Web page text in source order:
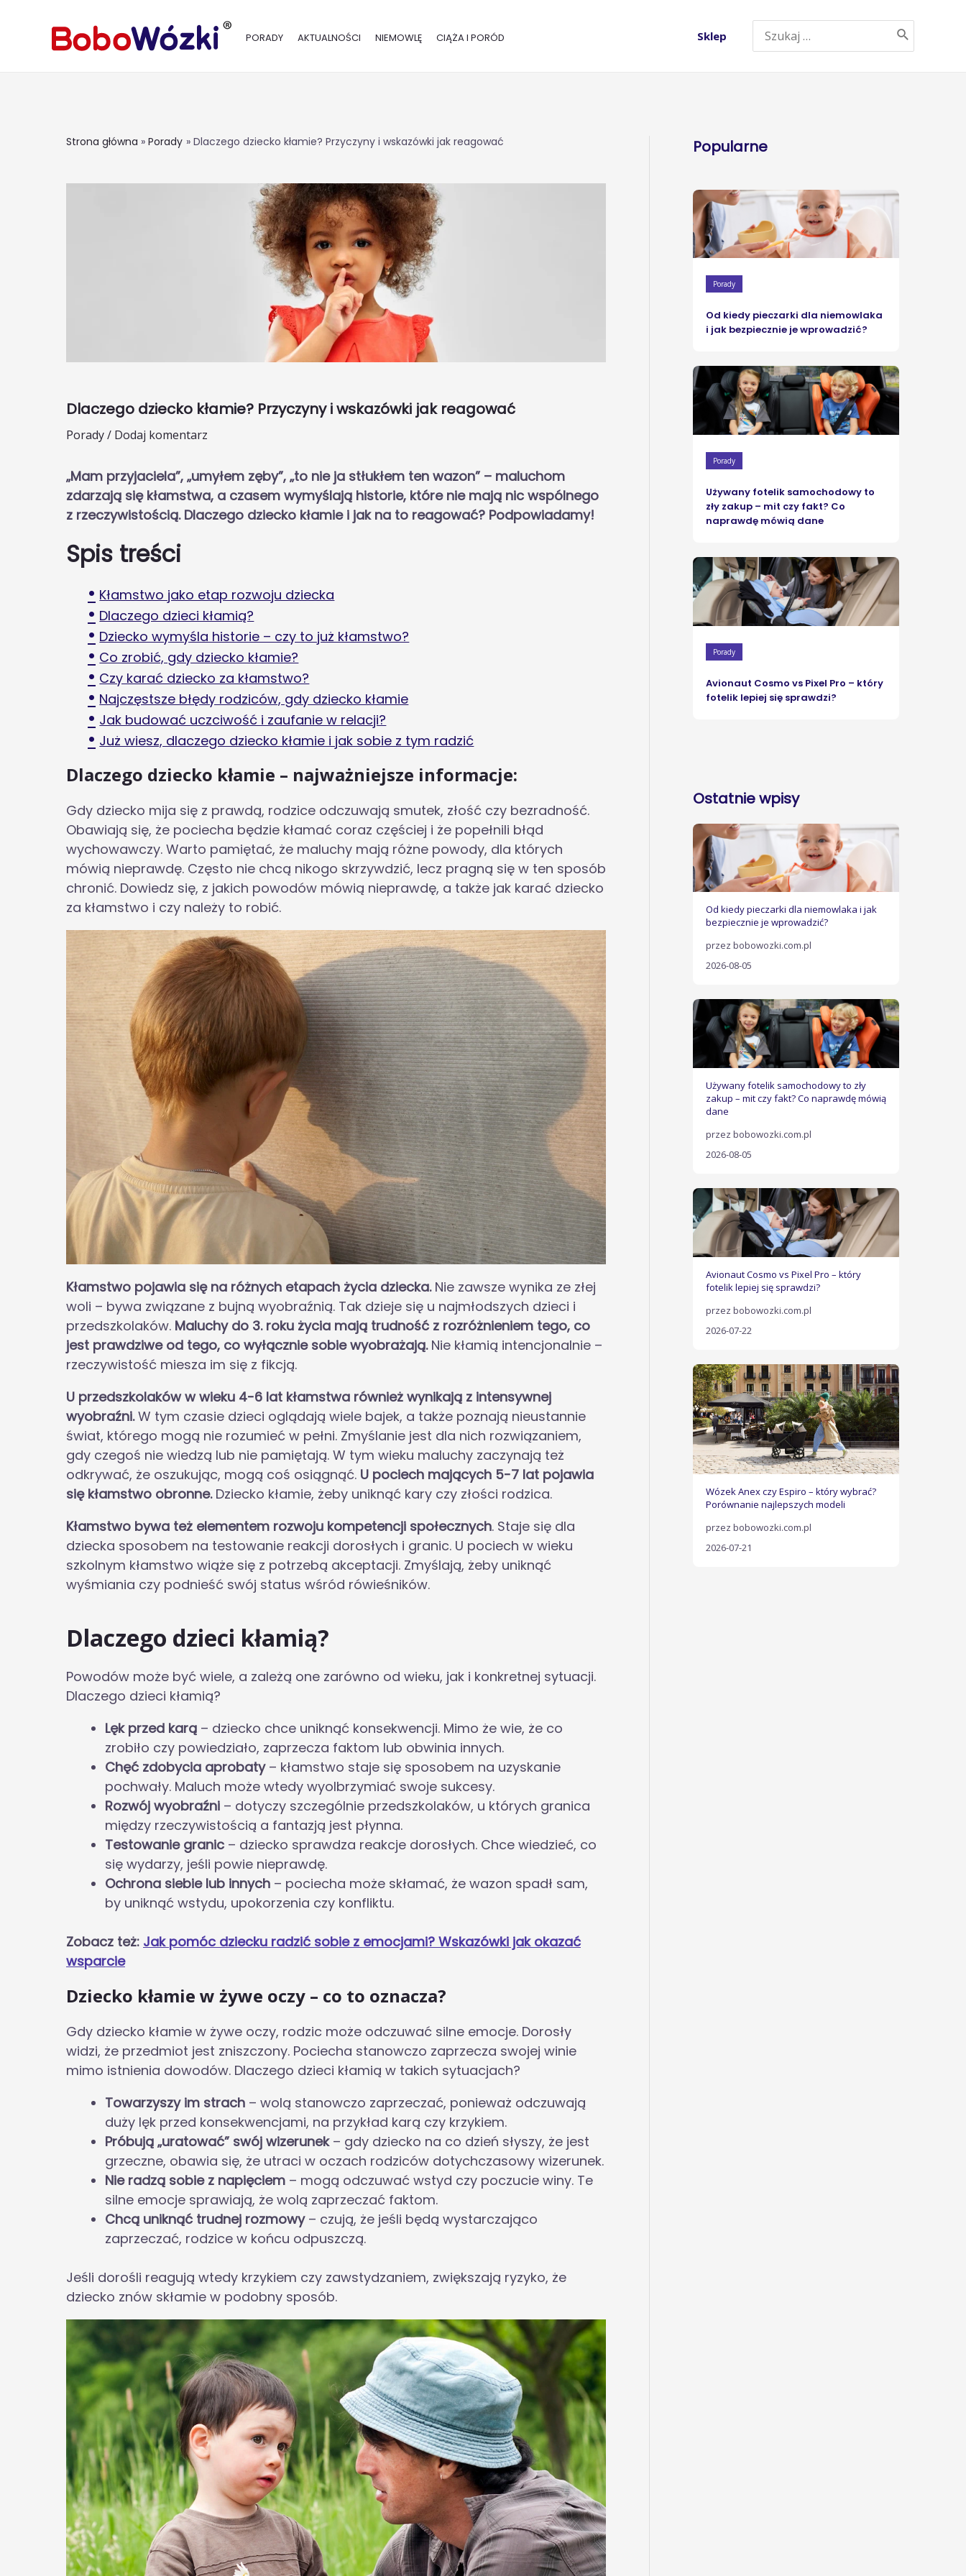
PORADY AKTUALNOŚCI NIEMOWLĘ CIĄŻA I PORÓD Sklep
Strona główna Porady Dlaczego dziecko kłamie? Przyczyny i wskazówki jak reagować
Dlaczego dziecko kłamie? Przyczyny i wskazówki jak reagować
Porady/ Dodaj komentarz
„Mam przyjaciela”, „umyłem zęby”, „to nie ja stłukłem ten wazon” – maluchom
zdarzają się kłamstwa, a czasem wymyślają historie, które nie mają nic wspólnego
z rzeczywistością. Dlaczego dziecko kłamie i jak na to reagować? Podpowiadamy!
Spis treści
Kłamstwo jako etap rozwoju dziecka
Dlaczego dzieci kłamią?
Dziecko wymyśla historie – czy to już kłamstwo?
Co zrobić, gdy dziecko kłamie?
Czy karać dziecko za kłamstwo?
Najczęstsze błędy rodziców, gdy dziecko kłamie
Jak budować uczciwość i zaufanie w relacji?
Już wiesz, dlaczego dziecko kłamie i jak sobie z tym radzić
Dlaczego dziecko kłamie – najważniejsze informacje:
Gdy dziecko mija się z prawdą, rodzice odczuwają smutek, złość czy bezradność.
Obawiają się, że pociecha będzie kłamać coraz częściej i że popełnili błąd
wychowawczy. Warto pamiętać, że maluchy mają różne powody, dla których
mówią nieprawdę. Często nie chcą nikogo skrzywdzić, lecz pragną się w ten sposób
chronić. Dowiedz się, z jakich powodów mówią nieprawdę, a także jak karać dziecko
za kłamstwo i czy należy to robić.
Kłamstwo pojawia się na różnych etapach życia dziecka. Nie zawsze wynika ze złej
woli – bywa związane z bujną wyobraźnią. Tak dzieje się u najmłodszych dzieci i
przedszkolaków. Maluchy do 3. roku życia mają trudność z rozróżnieniem tego, co
jest prawdziwe od tego, co wyłącznie sobie wyobrażają. Nie kłamią intencjonalnie –
rzeczywistość miesza im się z fikcją.
U przedszkolaków w wieku 4-6 lat kłamstwa również wynikają z intensywnej
wyobraźni.W tym czasie dzieci oglądają wiele bajek, a także poznają nieustannie
świat, którego mogą nie rozumieć w pełni. Zmyślanie jest dla nich rozwiązaniem,
gdy czegoś nie wiedzą lub nie pamiętają. W tym wieku maluchy zaczynają też
odkrywać, że oszukując, mogą coś osiągnąć. U pociech mających 5-7 lat pojawia
się kłamstwo obronne. Dziecko kłamie, żeby uniknąć kary czy złości rodzica.
Kłamstwo bywa też elementem rozwoju kompetencji społecznych. Staje się dla
dziecka sposobem na testowanie reakcji dorosłych i granic. U pociech w wieku
szkolnym kłamstwo wiąże się z potrzebą akceptacji. Zmyślają, żeby uniknąć
wyśmiania czy podnieść swój status wśród rówieśników.
Dlaczego dzieci kłamią?
Powodów może być wiele, a zależą one zarówno od wieku, jak i konkretnej sytuacji.
Dlaczego dzieci kłamią?
Lęk przed karą – dziecko chce uniknąć konsekwencji. Mimo że wie, że co
zrobiło czy powiedziało, zaprzecza faktom lub obwinia innych.
Chęć zdobycia aprobaty– kłamstwo staje się sposobem na uzyskanie
pochwały. Maluch może wtedy wyolbrzymiać swoje sukcesy.
Rozwój wyobraźni – dotyczy szczególnie przedszkolaków, u których granica
między rzeczywistością a fantazją jest płynna.
Testowanie granic – dziecko sprawdza reakcje dorosłych. Chce wiedzieć, co
się wydarzy, jeśli powie nieprawdę.
Ochrona siebie lub innych – pociecha może skłamać, że wazon spadł sam,
by uniknąć wstydu, upokorzenia czy konfliktu.
Zobacz też: Jak pomóc dziecku radzić sobie z emocjami? Wskazówki jak okazać
wsparcie
Dziecko kłamie w żywe oczy – co to oznacza?
Gdy dziecko kłamie w żywe oczy, rodzic może odczuwać silne emocje. Dorosły
widzi, że przedmiot jest zniszczony. Pociecha stanowczo zaprzecza swojej winie
mimo istnienia dowodów. Dlaczego dzieci kłamią w takich sytuacjach?
Towarzyszy im strach – wolą stanowczo zaprzeczać, ponieważ odczuwają
duży lęk przed konsekwencjami, na przykład karą czy krzykiem.
Próbują „uratować” swój wizerunek– gdy dziecko na co dzień słyszy, że jest
grzeczne, obawia się, że utraci w oczach rodziców dotychczasowy wizerunek.
Nie radzą sobie z napięciem – mogą odczuwać wstyd czy poczucie winy. Te
silne emocje sprawiają, że wolą zaprzeczać faktom.
Chcą uniknąć trudnej rozmowy– czują, że jeśli będą wystarczająco
zaprzeczać, rodzice w końcu odpuszczą.
Jeśli dorośli reagują wtedy krzykiem czy zawstydzaniem, zwiększają ryzyko, że
dziecko znów skłamie w podobny sposób.
Popularne
Porady
Od kiedy pieczarki dla niemowlaka
i jak bezpiecznie je wprowadzić?
Porady
Używany fotelik samochodowy to
zły zakup – mit czy fakt? Co
naprawdę mówią dane
Porady
Avionaut Cosmo vs Pixel Pro – który
fotelik lepiej się sprawdzi?
Ostatnie wpisy
Od kiedy pieczarki dla niemowlaka i jak
bezpiecznie je wprowadzić?
przez bobowozki.com.pl
2026-08-05
Używany fotelik samochodowy to zły
zakup – mit czy fakt? Co naprawdę mówią
dane
przez bobowozki.com.pl
2026-08-05
Avionaut Cosmo vs Pixel Pro – który
fotelik lepiej się sprawdzi?
przez bobowozki.com.pl
2026-07-22
Wózek Anex czy Espiro – który wybrać?
Porównanie najlepszych modeli
przez bobowozki.com.pl
2026-07-21